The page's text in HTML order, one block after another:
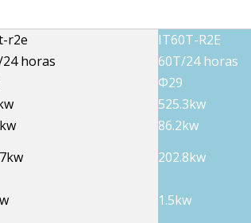
r2e
IT60T-R2E
horas
60T/24 horas
Φ29
525.3kw
86.2kw
202.8kw
1.5kw